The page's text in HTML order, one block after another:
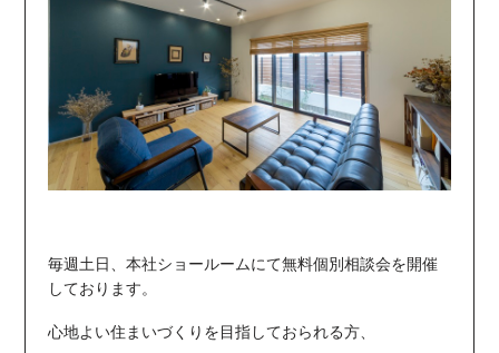
毎週土日、本社ショールームにて無料個別相談会を開催
しております。
心地よい住まいづくりを目指しておられる方、